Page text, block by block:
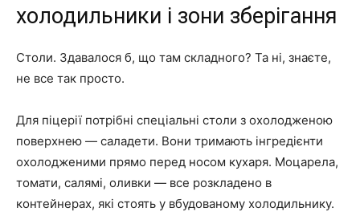
холодильники і зони зберігання
Столи. Здавалося б, що там складного? Та ні, знаєте,
не все так просто.
Для піцерії потрібні спеціальні столи з охолодженою
поверхнею — саладети. Вони тримають інгредієнти
охолодженими прямо перед носом кухаря. Моцарела,
томати, салямі, оливки — все розкладено в
контейнерах, які стоять у вбудованому холодильнику.